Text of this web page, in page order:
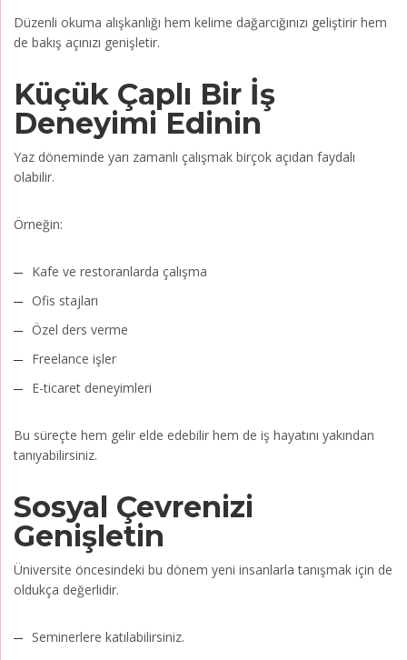
Düzenli okuma alışkanlığı hem kelime dağarcığınızı geliştirir hem
de bakış açınızı genişletir.
Küçük Çaplı Bir İş
Deneyimi Edinin
Yaz döneminde yarı zamanlı çalışmak birçok açıdan faydalı
olabilir.
Örneğin:
Kafe ve restoranlarda çalışma
Ofis stajları
Özel ders verme
Freelance işler
E-ticaret deneyimleri
Bu süreçte hem gelir elde edebilir hem de iş hayatını yakından
tanıyabilirsiniz.
Sosyal Çevrenizi
Genişletin
Üniversite öncesindeki bu dönem yeni insanlarla tanışmak için de
oldukça değerlidir.
Seminerlere katılabilirsiniz.